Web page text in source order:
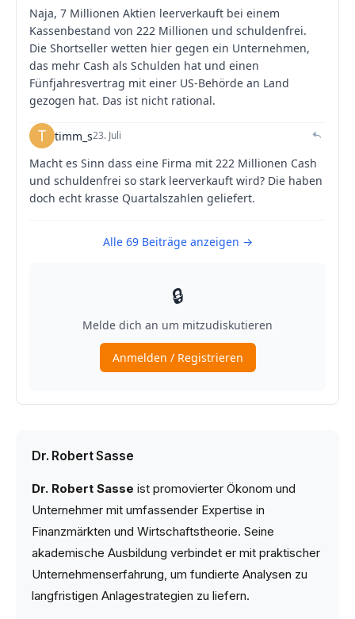
Dr. Robert Sasse
Dr. Robert Sasse ist promovierter Ökonom und
Unternehmer mit umfassender Expertise in
Finanzmärkten und Wirtschaftstheorie. Seine
akademische Ausbildung verbindet er mit praktischer
Unternehmenserfahrung, um fundierte Analysen zu
langfristigen Anlagestrategien zu liefern.